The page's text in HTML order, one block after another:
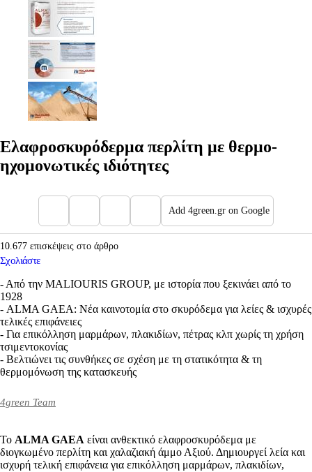
Ελαφροσκυρόδερμα περλίτη με θερμο-
ηχομονωτικές ιδιότητες
Add 4green.gr on Google
10.677 επισκέψεις στο άρθρο
Σχολιάστε
- Από την MALIOURIS GROUP, με ιστορία που ξεκινάει από το
1928
- ALMA GAEA: Νέα καινοτομία στο σκυρόδεμα για λείες & ισχυρές
τελικές επιφάνειες
- Για επικόλληση μαρμάρων, πλακιδίων, πέτρας κλπ χωρίς τη χρήση
τσιμεντοκονίας
- Βελτιώνει τις συνθήκες σε σχέση με τη στατικότητα & τη
θερμομόνωση της κατασκευής
4green Team
Το ALMA GAEA είναι ανθεκτικό ελαφροσκυρόδεμα με
διογκωμένο περλίτη και χαλαζιακή άμμο Αξιού. Δημιουργεί λεία και
ισχυρή τελική επιφάνεια για επικόλληση μαρμάρων, πλακιδίων,